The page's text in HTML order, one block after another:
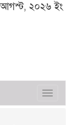
আগস্ট, ২০২৬ ইং